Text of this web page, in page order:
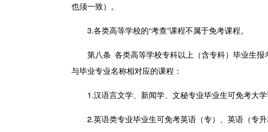
也须一致）。
3.各类高等学校的“考查”课程不属于免考课程。
第八条 各类高等学校专科以上（含专科）毕业生
与毕业专业名称相对应的课程：
1.汉语言文学、新闻学、文秘专业毕业生可免考大学
2.英语类专业毕业生可免考英语（专）、英语（专升